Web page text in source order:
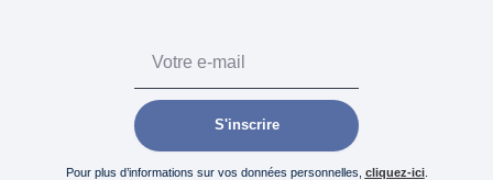
S'inscrire
Pour plus d’informations sur vos données personnelles, cliquez-ici.